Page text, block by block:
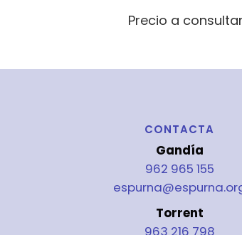
Precio a consultar
CONTACTA
Gandía
962 965 155
Torrent
963 216 798